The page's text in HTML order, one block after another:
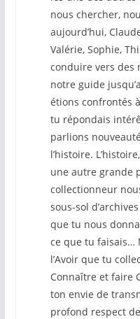
nous chercher,
aujourd’hui,
Valérie, Sophie,
conduire vers des
notre guide
étions confrontés
tu répondais
parlions
l’histoire. L’histoire,
une autre grande
collectionneur
sous-sol
que tu nous
ce que tu faisais…
l’Avoir que tu
Connaître et faire
ton envie de
profond respect